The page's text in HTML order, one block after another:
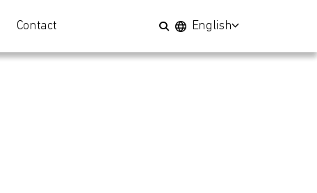
Contact English